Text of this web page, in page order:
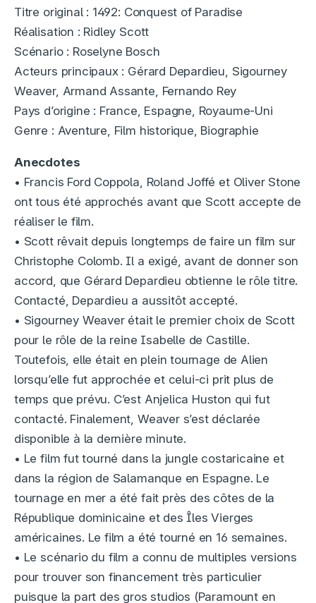
Titre original : 1492: Conquest of Paradise
Réalisation : Ridley Scott
Scénario : Roselyne Bosch
Acteurs principaux : Gérard Depardieu, Sigourney
Weaver, Armand Assante, Fernando Rey
Pays d’origine : France, Espagne, Royaume-Uni
Genre : Aventure, Film historique, Biographie
Anecdotes
• Francis Ford Coppola, Roland Joffé et Oliver Stone
ont tous été approchés avant que Scott accepte de
réaliser le film.
• Scott rêvait depuis longtemps de faire un film sur
Christophe Colomb. Il a exigé, avant de donner son
accord, que Gérard Depardieu obtienne le rôle titre.
Contacté, Depardieu a aussitôt accepté.
• Sigourney Weaver était le premier choix de Scott
pour le rôle de la reine Isabelle de Castille.
Toutefois, elle était en plein tournage de Alien
lorsqu’elle fut approchée et celui-ci prit plus de
temps que prévu. C’est Anjelica Huston qui fut
contacté. Finalement, Weaver s’est déclarée
disponible à la dernière minute.
• Le film fut tourné dans la jungle costaricaine et
dans la région de Salamanque en Espagne. Le
tournage en mer a été fait près des côtes de la
République dominicaine et des Îles Vierges
américaines. Le film a été tourné en 16 semaines.
• Le scénario du film a connu de multiples versions
pour trouver son financement très particulier
puisque la part des gros studios (Paramount en